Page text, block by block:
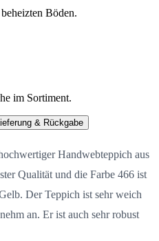
Böden.
im Sortiment.
Lieferung & Rückgabe
Handwebteppich aus
Qualität und die Farbe 466 ist
Der Teppich ist sehr weich
an. Er ist auch sehr robust